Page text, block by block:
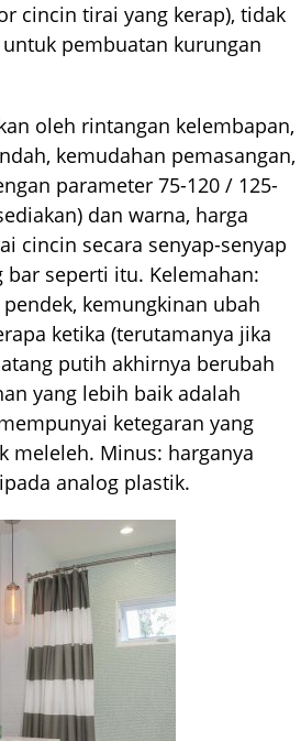
cincin tirai yang kerap), tidak
pembuatan kurungan
oleh rintangan kelembapan,
kemudahan pemasangan,
parameter 75-120 / 125-
dan warna, harga
cincin secara senyap-senyap
seperti itu. Kelemahan:
kemungkinan ubah
ketika (terutamanya jika
putih akhirnya berubah
yang lebih baik adalah
ketegaran yang
meleleh. Minus: harganya
analog plastik.